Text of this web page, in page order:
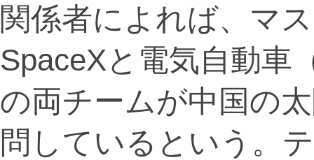
関係者によれば、マ
SpaceXと電気自動車
の両チームが中国の
問しているという。